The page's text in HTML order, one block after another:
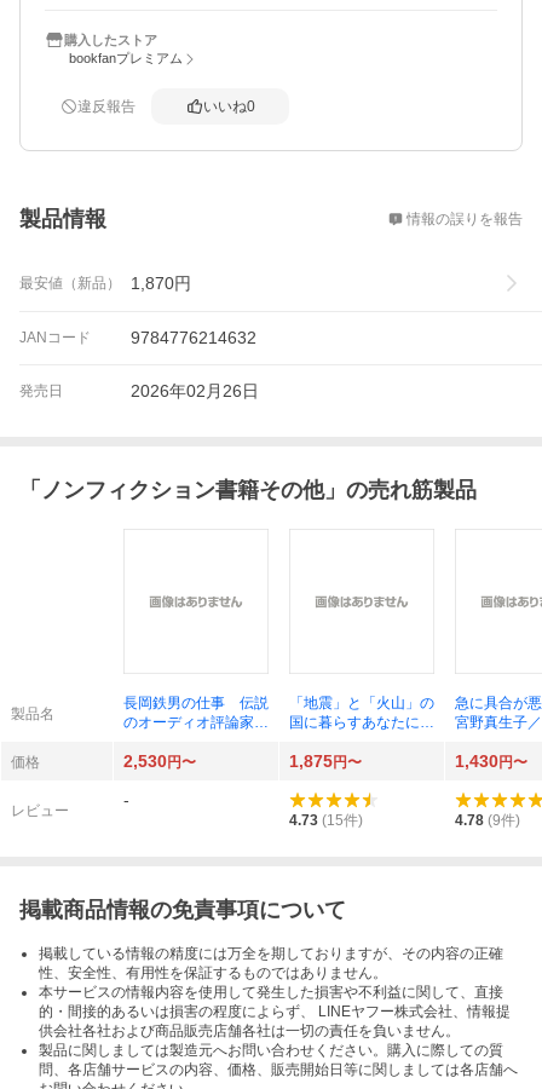
購入したストア
bookfanプレミアム
違反報告 いいね0
製品情報 情報の誤りを報告
最安値（新品） 1,870円
JANコード 9784776214632
発売日 2026年02月26日
「 ノンフィクション書籍その他」の売れ筋製品
製品名
長岡鉄男の仕事 伝説
のオーディオ評論家そ
ス 長岡鉄男／著
「地震」と「火山」の
国に暮らすあなたに贈
教室 鎌田浩毅／著
急に具合が
宮野真生子
価格
2,530円〜 1,875円〜 1,430円〜
レビュー
-
4.73 (15件) 4.78 (9件)
掲載商品情報の免責事項について
掲載している情報の精度には万全を期しておりますが、その内容の正確
性、安全性、有用性を保証するものではありません。
本サービスの情報内容を使用して発生した損害や不利益に関して、直接
的・間接的あるいは損害の程度によらず、 LINEヤフー株式会社、情報提
供会社各社および商品販売店舗各社は一切の責任を負いません。
製品に関しましては製造元へお問い合わせください。購入に際しての質
問、各店舗サービスの内容、価格、販売開始日等に関しましては各店舗へ